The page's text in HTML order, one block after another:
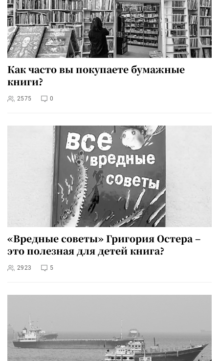
Как часто вы покупаете бумажные
книги?
2575 0
«Вредные советы» Григория Остера –
это полезная для детей книга?
2923 5